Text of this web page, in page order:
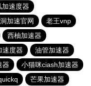
加速度器
加速官网
老王vnp
西柚加速器
速度器
油管加速器
器
小猫咪ciash加速器
芒果加速器